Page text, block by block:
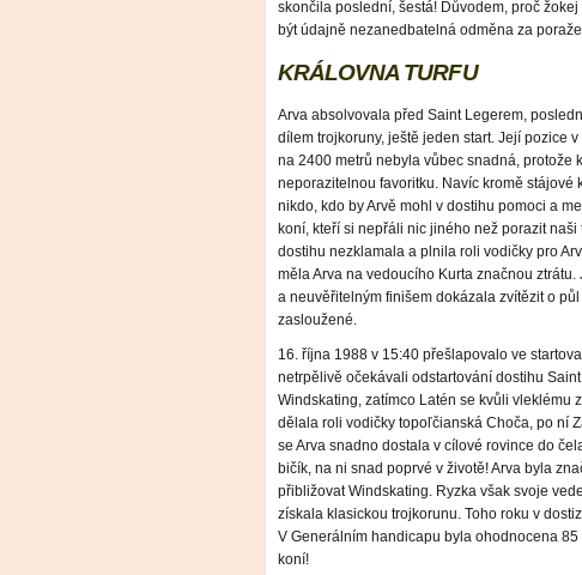
skončila poslední, šestá! Důvodem, proč
být údajně nezanedbatelná odměna za
KRÁLOVNA TURFU
Arva absolvovala před Saint Legerem,
dílem trojkoruny, ještě jeden start. Její pozice
na 2400 metrů nebyla vůbec snadná, protože
neporazitelnou favoritku. Navíc kromě
nikdo, kdo by Arvě mohl v dostihu pomoci a
koní, kteří si nepřáli nic jiného než porazit
dostihu nezklamala a plnila roli vodičky pro
měla Arva na vedoucího Kurta značnou
a neuvěřitelným finišem dokázala zvítězit o
zasloužené.
16. října 1988 v 15:40 přešlapovalo ve
netrpělivě očekávali odstartování dostihu
Windskating, zatímco Latén se kvůli vleklému
dělala roli vodičky topoľčianská Choča, po ní
se Arva snadno dostala v cílové rovince do
bičík, na ni snad poprvé v životě! Arva byla
přibližovat Windskating. Ryzka však svoje
získala klasickou trojkorunu. Toho roku v
V Generálním handicapu byla ohodnocena
koní!